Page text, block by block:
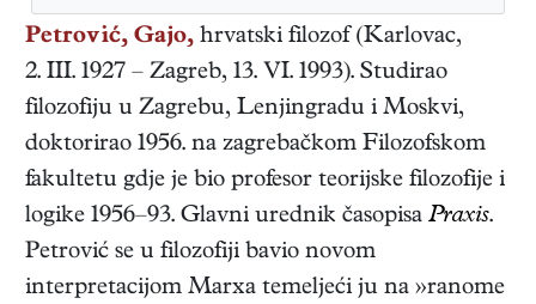
Petrović, Gajo, hrvatski filozof (Karlovac,
2. III. 1927 – Zagreb, 13. VI. 1993). Studirao
filozofiju u Zagrebu, Lenjingradu i Moskvi,
doktorirao 1956. na zagrebačkom Filozofskom
fakultetu gdje je bio profesor teorijske filozofije i
logike 1956–93. Glavni urednik časopisa Praxis.
Petrović se u filozofiji bavio novom
interpretacijom Marxa temeljeći ju na »ranome